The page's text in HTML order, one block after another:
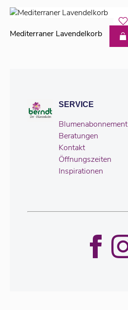
Mediterraner Lavendelkorb
SERVICE
Blumenabonnement
Beratungen
Kontakt
Öffnungszeiten
Inspirationen